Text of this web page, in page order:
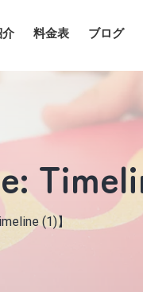
介 料金表 ブログ
(1)】